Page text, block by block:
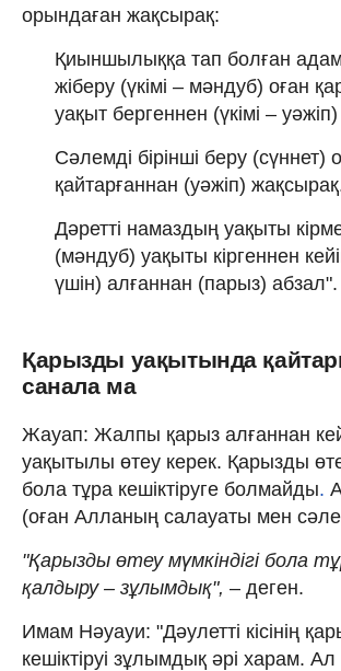
орындаған жақсырақ:
Қиыншылыққа тап болған
жіберу (үкімі – мәндуб) оған
уақыт бергеннен (үкімі –
Сәлемді бірінші беру (сүннет)
қайтарғаннан (уәжіп)
Дәретті намаздың уақыты
(мәндуб) уақыты кіргеннен
үшін) алғаннан (парыз) абзал".
Қарызды уақытында
санала ма
Жауап: Жалпы қарыз алғаннан
уақытылы өтеу керек. Қарызды
бола тұра кешіктіруге болмайды.
(оған Алланың салауаты мен
"Қарызды өтеу мүмкіндігі бола
қалдыру – зұлымдық", – деген.
Имам Нәуауи: "Дәулетті кісінің
кешіктіруі зұлымдық әрі харам. Ал